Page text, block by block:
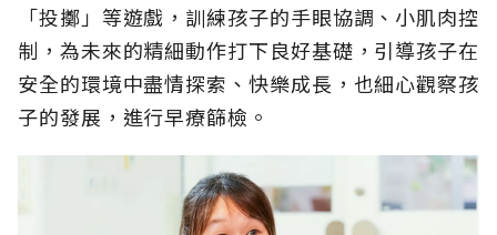
「投擲」等遊戲，訓練孩子的手眼協調、小肌肉控
制，為未來的精細動作打下良好基礎，引導孩子在
安全的環境中盡情探索、快樂成長，也細心觀察孩
子的發展，進行早療篩檢。